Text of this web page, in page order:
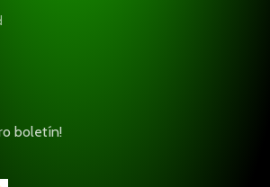
boletín!